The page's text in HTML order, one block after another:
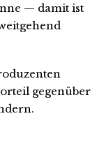
— damit ist
gegenüber